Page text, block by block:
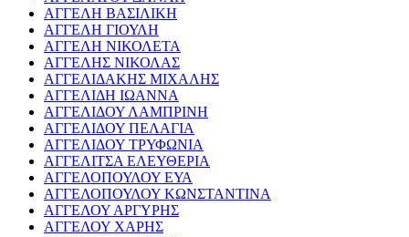
ΑΓΓΕΛΗ ΒΑΣΙΛΙΚΗ
ΑΓΓΕΛΗ ΓΙΟΥΛΗ
ΑΓΓΕΛΗ ΝΙΚΟΛΕΤΑ
ΑΓΓΕΛΗΣ ΝΙΚΟΛΑΣ
ΑΓΓΕΛΙΔΑΚΗΣ ΜΙΧΑΛΗΣ
ΑΓΓΕΛΙΔΗ ΙΩΑΝΝΑ
ΑΓΓΕΛΙΔΟΥ ΛΑΜΠΡΙΝΗ
ΑΓΓΕΛΙΔΟΥ ΠΕΛΑΓΙΑ
ΑΓΓΕΛΙΔΟΥ ΤΡΥΦΩΝΙΑ
ΑΓΓΕΛΙΤΣΑ ΕΛΕΥΘΕΡΙΑ
ΑΓΓΕΛΟΠΟΥΛΟΥ ΕΥΑ
ΑΓΓΕΛΟΠΟΥΛΟΥ ΚΩΝΣΤΑΝΤΙΝΑ
ΑΓΓΕΛΟΥ ΑΡΓΥΡΗΣ
ΑΓΓΕΛΟΥ ΧΑΡΗΣ